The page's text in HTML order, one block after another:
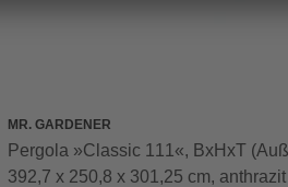
MR. GARDENER
Pergola »Classic 111«, BxHxT
392,7 x 250,8 x 301,25 cm, anthrazit